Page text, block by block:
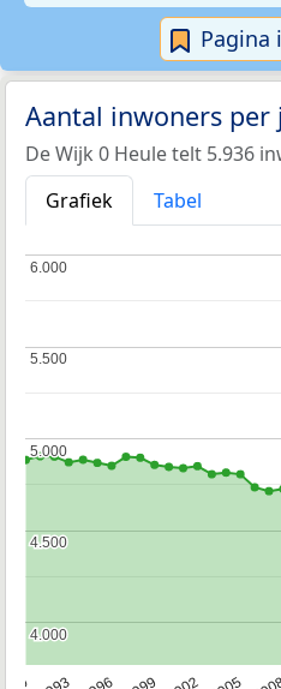
Aantal inwoners per
De Wijk 0 Heule telt 5.936
Grafiek
Tabel
4.000
4.000
4.500
4.500
5.000
5.000
5.500
5.500
6.000
6.000